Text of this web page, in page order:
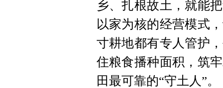
乡、扎根故土，就能
以家为核的经营模式
寸耕地都有专人管护
住粮食播种面积，筑
田最可靠的“守土人”。